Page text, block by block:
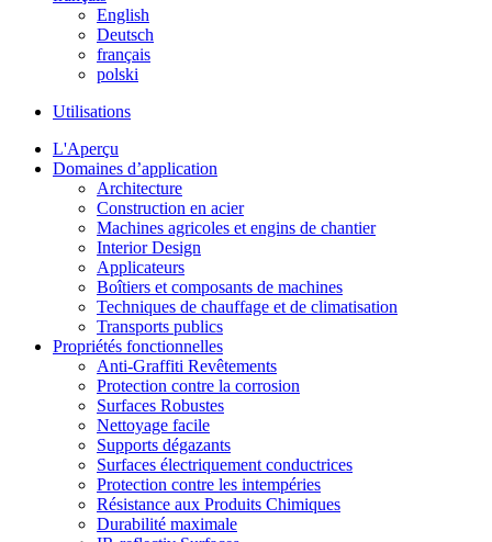
English
Deutsch
français
polski
Utilisations
L'Aperçu
Domaines d’application
Architecture
Construction en acier
Machines agricoles et engins de chantier
Interior Design
Applicateurs
Boîtiers et composants de machines
Techniques de chauffage et de climatisation
Transports publics
Propriétés fonctionnelles
Anti-Graffiti Revêtements
Protection contre la corrosion
Surfaces Robustes
Nettoyage facile
Supports dégazants
Surfaces électriquement conductrices
Protection contre les intempéries
Résistance aux Produits Chimiques
Durabilité maximale